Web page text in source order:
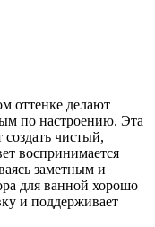
оттенке делают
по настроению. Эта
чистый,
воспринимается
заметным и
для ванной хорошо
и поддерживает